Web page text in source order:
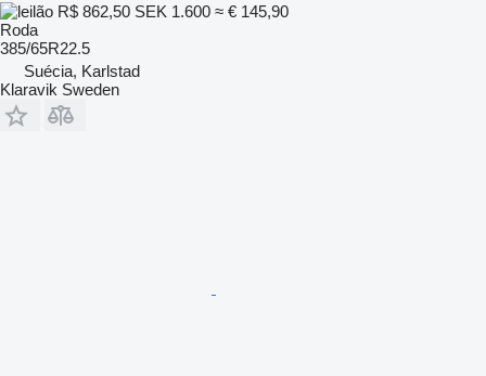
R$ 862,50 SEK 1.600 ≈ € 145,90
Roda
385/65R22.5
Suécia, Karlstad
Klaravik Sweden